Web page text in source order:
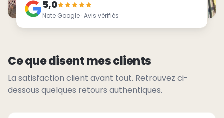
5,0
Note Google · Avis vérifiés
Ce que disent mes clients
La satisfaction client avant tout. Retrouvez ci-
dessous quelques retours authentiques.